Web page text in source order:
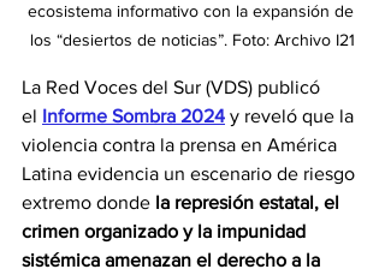
ecosistema informativo con la expansión de
los “desiertos de noticias”. Foto: Archivo I21
La Red Voces del Sur (VDS) publicó
el Informe Sombra 2024 y reveló que la
violencia contra la prensa en América
Latina evidencia un escenario de riesgo
extremo donde la represión estatal, el
crimen organizado y la impunidad
sistémica amenazan el derecho a la